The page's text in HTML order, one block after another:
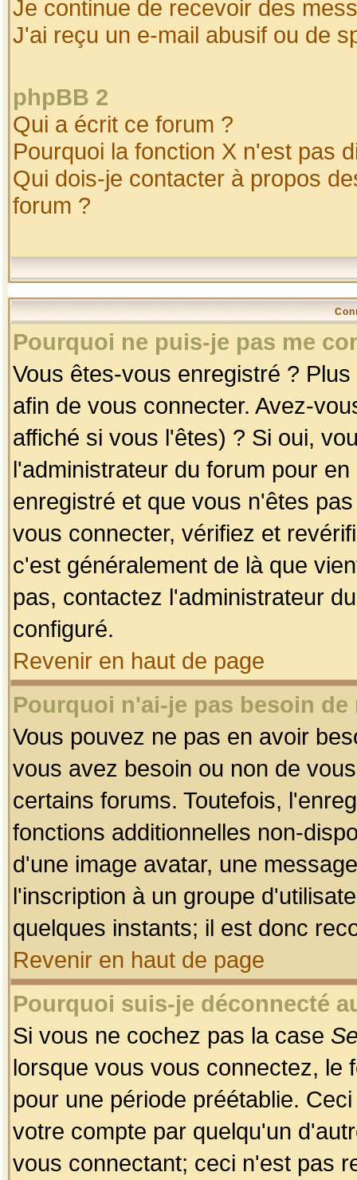
Je continue de recevoir des
J'ai reçu un e-mail abusif ou de
phpBB 2
Qui a écrit ce forum ?
Pourquoi la fonction X n'est pas
Qui dois-je contacter à propos
forum ?
Pourquoi ne puis-je pas me
Vous êtes-vous enregistré ?
afin de vous connecter. Avez-
affiché si vous l'êtes) ? Si oui,
l'administrateur du forum pour
enregistré et que vous n'êtes
vous connecter, vérifiez et
c'est généralement de là que
pas, contactez l'administrateur
configuré.
Revenir en haut de page
Pourquoi n'ai-je pas besoin
Vous pouvez ne pas en avoir
vous avez besoin ou non de
certains forums. Toutefois,
fonctions additionnelles non-
d'une image avatar, une
l'inscription à un groupe
quelques instants; il est donc
Revenir en haut de page
Pourquoi suis-je déconnecté
Si vous ne cochez pas la case
lorsque vous vous connectez, le
pour une période préétablie.
votre compte par quelqu'un
vous connectant; ceci n'est pas